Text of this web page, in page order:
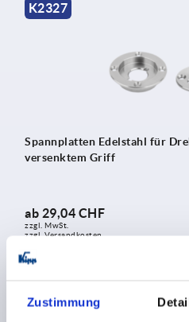
Zustimmung
K2327
Spannplatten Edelstahl für
versenktem Griff
ab 29,04 CHF
zzgl. MwSt.
zzgl. Versandkosten
K1559